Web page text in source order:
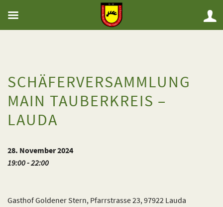
SCHÄFERVERSAMMLUNG
MAIN TAUBERKREIS –
LAUDA
28. November 2024
19:00 - 22:00
Gasthof Goldener Stern, Pfarrstrasse 23, 97922 Lauda